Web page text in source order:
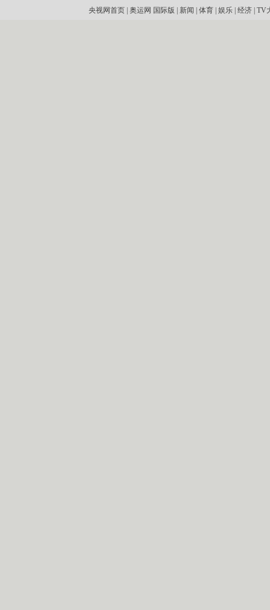
央视网首页| 奥运网 国际版 新闻 体育| 娱乐| 经济| TV